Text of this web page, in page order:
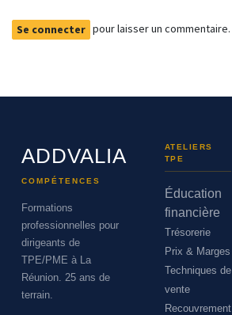
Se connecter pour laisser un commentaire.
ADDVALIA
COMPÉTENCES
Formations
professionnelles pour
dirigeants de
TPE/PME à La
Réunion. 25 ans de
terrain.
ATELIERS
TPE
Éducation
financière
Trésorerie
Prix & Marges
Techniques de
vente
Recouvrement